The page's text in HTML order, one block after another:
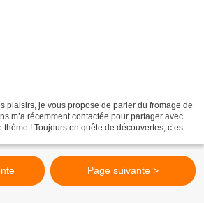
plaisirs, je vous propose de parler du fromage de
m’a récemment contactée pour partager avec
! Toujours en quête de découvertes, c’est
Page suivante >